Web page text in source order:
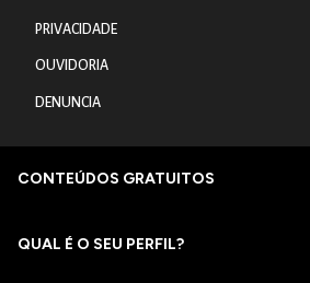
PRIVACIDADE
OUVIDORIA
DENUNCIA
CONTEÚDOS GRATUITOS
QUAL É O SEU PERFIL?